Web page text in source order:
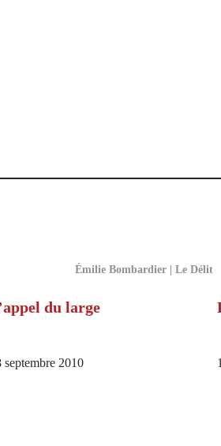
Émilie Bombardier | Le Délit
du large
septembre 2010